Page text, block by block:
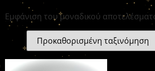
Εμφάνιση του μοναδικού